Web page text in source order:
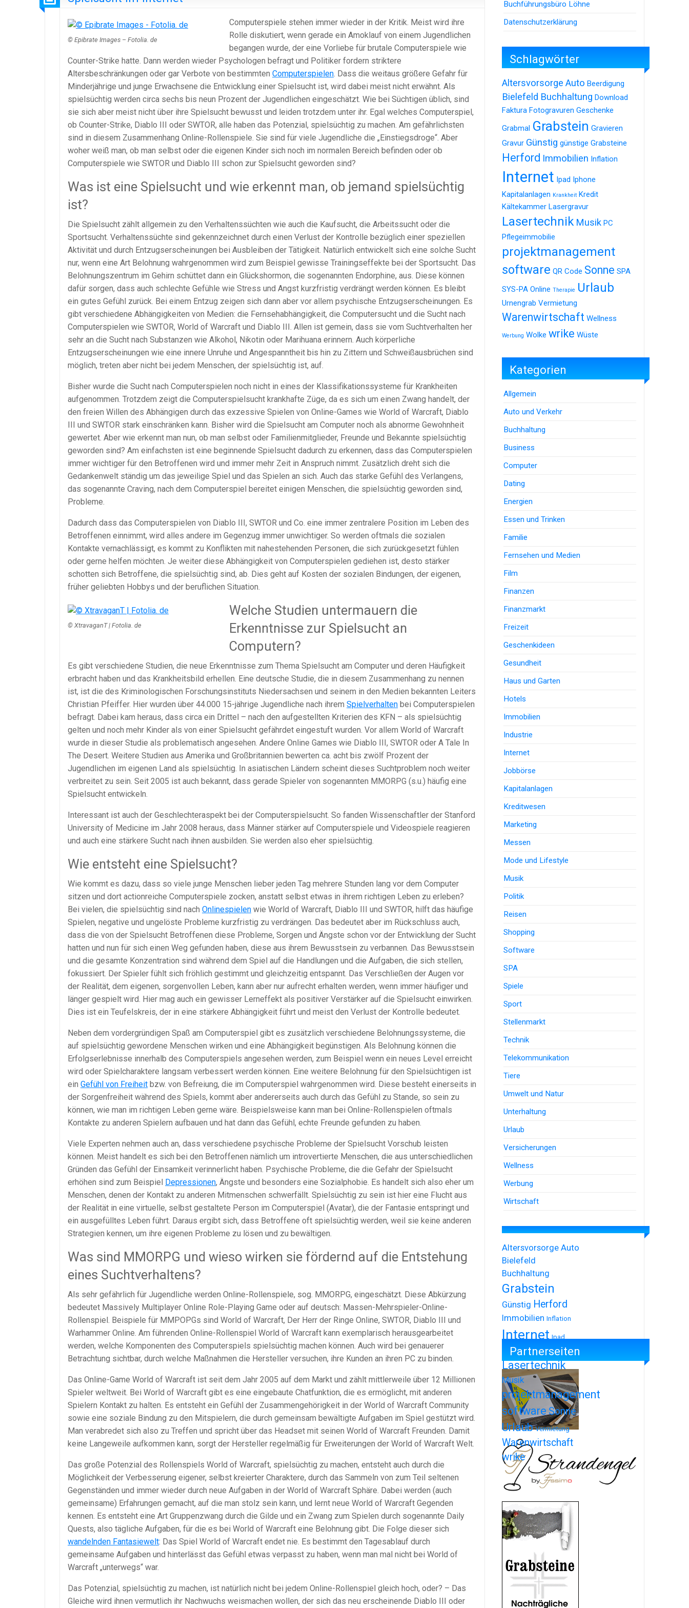
© Epibrate Images – Fotolia. de
Computerspiele stehen immer wieder in der Kritik. Meist wird ihre
Rolle diskutiert, wenn gerade ein Amoklauf von einem Jugendlichen
begangen wurde, der eine Vorliebe für brutale Computerspiele wie
Counter-Strike hatte. Dann werden wieder Psychologen befragt und Politiker fordern striktere
Altersbeschränkungen oder gar Verbote von bestimmten Computerspielen. Dass die weitaus größere Gefahr für
Minderjährige und junge Erwachsene die Entwicklung einer Spielsucht ist, wird dabei meist nicht erwähnt. Als
spielsüchtig werden circa sechs bis neun Prozent der Jugendlichen eingeschätzt. Wie bei Süchtigen üblich, sind
sie sich aber meist nicht über ihre Spielsucht bewusst und leiden trotzdem unter ihr. Egal welches Computerspiel,
ob Counter-Strike, Diablo III oder SWTOR, alle haben das Potenzial, spielsüchtig zu machen. Am gefährlichsten
sind in diesem Zusammenhang Online-Rollenspiele. Sie sind für viele Jugendliche die „Einstiegsdroge“. Aber
woher weiß man, ob man selbst oder die eigenen Kinder sich noch im normalen Bereich befinden oder ob
Computerspiele wie SWTOR und Diablo III schon zur Spielsucht geworden sind?
Was ist eine Spielsucht und wie erkennt man, ob jemand spielsüchtig
ist?
Die Spielsucht zählt allgemein zu den Verhaltenssüchten wie auch die Kaufsucht, die Arbeitssucht oder die
Sportsucht. Verhaltenssüchte sind gekennzeichnet durch einen Verlust der Kontrolle bezüglich einer speziellen
Aktivität und durch Entzugserscheinungen bei Ausbleiben der Tätigkeit. Natürlich entwickelt sich eine solche Sucht
nur, wenn eine Art Belohnung wahrgenommen wird zum Beispiel gewisse Trainingseffekte bei der Sportsucht. Das
Belohnungszentrum im Gehirn schüttet dann ein Glückshormon, die sogenannten Endorphine, aus. Diese können
dafür sorgen, dass auch schlechte Gefühle wie Stress und Angst kurzfristig verdrängt werden können. Es bleibt
ein gutes Gefühl zurück. Bei einem Entzug zeigen sich dann aber vor allem psychische Entzugserscheinungen. Es
gibt verschiedene Abhängigkeiten von Medien: die Fernsehabhängigkeit, die Computersucht und die Sucht nach
Computerspielen wie SWTOR, World of Warcraft und Diablo III. Allen ist gemein, dass sie vom Suchtverhalten her
sehr an die Sucht nach Substanzen wie Alkohol, Nikotin oder Marihuana erinnern. Auch körperliche
Entzugserscheinungen wie eine innere Unruhe und Angespanntheit bis hin zu Zittern und Schweißausbrüchen sind
möglich, treten aber nicht bei jedem Menschen, der spielsüchtig ist, auf.
Bisher wurde die Sucht nach Computerspielen noch nicht in eines der Klassifikationssysteme für Krankheiten
aufgenommen. Trotzdem zeigt die Computerspielsucht krankhafte Züge, da es sich um einen Zwang handelt, der
den freien Willen des Abhängigen durch das exzessive Spielen von Online-Games wie World of Warcraft, Diablo
III und SWTOR stark einschränken kann. Bisher wird die Spielsucht am Computer noch als abnorme Gewohnheit
gewertet. Aber wie erkennt man nun, ob man selbst oder Familienmitglieder, Freunde und Bekannte spielsüchtig
geworden sind? Am einfachsten ist eine beginnende Spielsucht dadurch zu erkennen, dass das Computerspielen
immer wichtiger für den Betroffenen wird und immer mehr Zeit in Anspruch nimmt. Zusätzlich dreht sich die
Gedankenwelt ständig um das jeweilige Spiel und das Spielen an sich. Auch das starke Gefühl des Verlangens,
das sogenannte Craving, nach dem Computerspiel bereitet einigen Menschen, die spielsüchtig geworden sind,
Probleme.
Dadurch dass das Computerspielen von Diablo III, SWTOR und Co. eine immer zentralere Position im Leben des
Betroffenen einnimmt, wird alles andere im Gegenzug immer unwichtiger. So werden oftmals die sozialen
Kontakte vernachlässigt, es kommt zu Konflikten mit nahestehenden Personen, die sich zurückgesetzt fühlen
oder gerne helfen möchten. Je weiter diese Abhängigkeit von Computerspielen gediehen ist, desto stärker
schotten sich Betroffene, die spielsüchtig sind, ab. Dies geht auf Kosten der sozialen Bindungen, der eigenen,
früher geliebten Hobbys und der beruflichen Situation.
© XtravaganT | Fotolia. de
Welche Studien untermauern die
Erkenntnisse zur Spielsucht an
Computern?
Es gibt verschiedene Studien, die neue Erkenntnisse zum Thema Spielsucht am Computer und deren Häufigkeit
erbracht haben und das Krankheitsbild erhellen. Eine deutsche Studie, die in diesem Zusammenhang zu nennen
ist, ist die des Kriminologischen Forschungsinstituts Niedersachsen und seinem in den Medien bekannten Leiters
Christian Pfeiffer. Hier wurden über 44.000 15-jährige Jugendliche nach ihrem Spielverhalten bei Computerspielen
befragt. Dabei kam heraus, dass circa ein Drittel – nach den aufgestellten Kriterien des KFN – als spielsüchtig
gelten und noch mehr Kinder als von einer Spielsucht gefährdet eingestuft wurden. Vor allem World of Warcraft
wurde in dieser Studie als problematisch angesehen. Andere Online Games wie Diablo III, SWTOR oder A Tale In
The Desert. Weitere Studien aus Amerika und Großbritannien bewerten ca. acht bis zwölf Prozent der
Jugendlichen im eigenen Land als spielsüchtig. In asiatischen Ländern scheint dieses Suchtproblem noch weiter
verbreitet zu sein. Seit 2005 ist auch bekannt, dass gerade Spieler von sogenannten MMORPG (s.u.) häufig eine
Spielsucht entwickeln.
Interessant ist auch der Geschlechteraspekt bei der Computerspielsucht. So fanden Wissenschaftler der Stanford
University of Medicine im Jahr 2008 heraus, dass Männer stärker auf Computerspiele und Videospiele reagieren
und auch eine stärkere Sucht nach ihnen ausbilden. Sie werden also eher spielsüchtig.
Wie entsteht eine Spielsucht?
Wie kommt es dazu, dass so viele junge Menschen lieber jeden Tag mehrere Stunden lang vor dem Computer
sitzen und dort actionreiche Computerspiele zocken, anstatt selbst etwas in ihrem richtigen Leben zu erleben?
Bei vielen, die spielsüchtig sind nach Onlinespielen wie World of Warcraft, Diablo III und SWTOR, hilft das häufige
Spielen, negative und ungelöste Probleme kurzfristig zu verdrängen. Das bedeutet aber im Rückschluss auch,
dass die von der Spielsucht Betroffenen diese Probleme, Sorgen und Ängste schon vor der Entwicklung der Sucht
hatten und nun für sich einen Weg gefunden haben, diese aus ihrem Bewusstsein zu verbannen. Das Bewusstsein
und die gesamte Konzentration sind während dem Spiel auf die Handlungen und die Aufgaben, die sich stellen,
fokussiert. Der Spieler fühlt sich fröhlich gestimmt und gleichzeitig entspannt. Das Verschließen der Augen vor
der Realität, dem eigenen, sorgenvollen Leben, kann aber nur aufrecht erhalten werden, wenn immer häufiger und
länger gespielt wird. Hier mag auch ein gewisser Lerneffekt als positiver Verstärker auf die Spielsucht einwirken.
Dies ist ein Teufelskreis, der in eine stärkere Abhängigkeit führt und meist den Verlust der Kontrolle bedeutet.
Neben dem vordergründigen Spaß am Computerspiel gibt es zusätzlich verschiedene Belohnungssysteme, die
auf spielsüchtig gewordene Menschen wirken und eine Abhängigkeit begünstigen. Als Belohnung können die
Erfolgserlebnisse innerhalb des Computerspiels angesehen werden, zum Beispiel wenn ein neues Level erreicht
wird oder Spielcharaktere langsam verbessert werden können. Eine weitere Belohnung für den Spielsüchtigen ist
ein Gefühl von Freiheit bzw. von Befreiung, die im Computerspiel wahrgenommen wird. Diese besteht einerseits in
der Sorgenfreiheit während des Spiels, kommt aber andererseits auch durch das Gefühl zu Stande, so sein zu
können, wie man im richtigen Leben gerne wäre. Beispielsweise kann man bei Online-Rollenspielen oftmals
Kontakte zu anderen Spielern aufbauen und hat dann das Gefühl, echte Freunde gefunden zu haben.
Viele Experten nehmen auch an, dass verschiedene psychische Probleme der Spielsucht Vorschub leisten
können. Meist handelt es sich bei den Betroffenen nämlich um introvertierte Menschen, die aus unterschiedlichen
Gründen das Gefühl der Einsamkeit verinnerlicht haben. Psychische Probleme, die die Gefahr der Spielsucht
erhöhen sind zum Beispiel
Depressionen, Ängste und besonders eine Sozialphobie. Es handelt sich also eher um
Menschen, denen der Kontakt zu anderen Mitmenschen schwerfällt. Spielsüchtig zu sein ist hier eine Flucht aus
der Realität in eine virtuelle, selbst gestaltete Person im Computerspiel (Avatar), die der Fantasie entspringt und
ein ausgefülltes Leben führt. Daraus ergibt sich, dass Betroffene oft spielsüchtig werden, weil sie keine anderen
Strategien kennen, um ihre eigenen Probleme zu lösen und zu bewältigen.
Was sind MMORPG und wieso wirken sie fördernd auf die Entstehung
eines Suchtverhaltens?
Als sehr gefährlich für Jugendliche werden Online-Rollenspiele, sog. MMORPG, eingeschätzt. Diese Abkürzung
bedeutet Massively Multiplayer Online Role-Playing Game oder auf deutsch: Massen-Mehrspieler-Online-
Rollenspiel. Beispiele für MMPOPGs sind World of Warcraft, Der Herr der Ringe Online, SWTOR, Diablo III und
Warhammer Online. Am führenden Online-Rollenspiel World of Warcraft kann exemplarisch herausgearbeitet
werden, welche Komponenten des Computerspiels spielsüchtig machen können. Auch wird bei genauerer
Betrachtung sichtbar, durch welche Maßnahmen die Hersteller versuchen, ihre Kunden an ihren PC zu binden.
Das Online-Game World of Warcraft ist seit dem Jahr 2005 auf dem Markt und zählt mittlerweile über 12 Millionen
Spieler weltweit. Bei World of Warcraft gibt es eine eingebaute Chatfunktion, die es ermöglicht, mit anderen
Spielern Kontakt zu halten. Es entsteht ein Gefühl der Zusammengehörigkeit in der World of Warcraft Community
sowie eine soziale Bindung zu den Mitspielern, die durch gemeinsam bewältigte Aufgaben im Spiel gestützt wird.
Man verabredet sich also zu Treffen und spricht über das Headset mit seinen World of Warcraft Freunden. Damit
keine Langeweile aufkommen kann, sorgt der Hersteller regelmäßig für Erweiterungen der World of Warcraft Welt.
Das große Potenzial des Rollenspiels World of Warcraft, spielsüchtig zu machen, entsteht auch durch die
Möglichkeit der Verbesserung eigener, selbst kreierter Charaktere, durch das Sammeln von zum Teil seltenen
Gegenständen und immer wieder durch neue Aufgaben in der World of Warcraft Sphäre. Dabei werden (auch
gemeinsame) Erfahrungen gemacht, auf die man stolz sein kann, und lernt neue World of Warcraft Gegenden
kennen. Es entsteht eine Art Gruppenzwang durch die Gilde und ein Zwang zum Spielen durch sogenannte Daily
Quests, also tägliche Aufgaben, für die es bei World of Warcraft eine Belohnung gibt. Die Folge dieser sich
wandelnden Fantasiewelt: Das Spiel World of Warcraft endet nie. Es bestimmt den Tagesablauf durch
gemeinsame Aufgaben und hinterlässt das Gefühl etwas verpasst zu haben, wenn man mal nicht bei World of
Warcraft „unterwegs“ war.
Das Potenzial, spielsüchtig zu machen, ist natürlich nicht bei jedem Online-Rollenspiel gleich hoch, oder? – Das
Gleiche wird ihnen vermutlich ihr Nachwuchs weismachen wollen, der sich das neu erscheinende Diablo III oder
Buchführungsbüro Löhne
Datenschutzerklärung
Schlagwörter
Altersvorsorge Auto Beerdigung
Bielefeld Buchhaltung Download
Faktura Fotogravuren Geschenke
Grabmal Grabstein Gravieren
Gravur Günstig günstige Grabsteine
Herford Immobilien Inflation
Internet Ipad Iphone
Kapitalanlagen Krankheit Kredit
Kältekammer Lasergravur
Lasertechnik Musik PC
Pflegeimmobilie
projektmanagement
software QR Code Sonne SPA
SYS-PA Online Therapie Urlaub
Urnengrab Vermietung
Warenwirtschaft Wellness
Werbung Wolke wrike Wüste
Kategorien
Allgemein
Auto und Verkehr
Buchhaltung
Business
Computer
Dating
Energien
Essen und Trinken
Familie
Fernsehen und Medien
Film
Finanzen
Finanzmarkt
Freizeit
Geschenkideen
Gesundheit
Haus und Garten
Hotels
Immobilien
Industrie
Internet
Jobbörse
Kapitalanlagen
Kreditwesen
Marketing
Messen
Mode und Lifestyle
Musik
Politik
Reisen
Shopping
Software
SPA
Spiele
Sport
Stellenmarkt
Technik
Telekommunikation
Tiere
Umwelt und Natur
Unterhaltung
Urlaub
Versicherungen
Wellness
Werbung
Wirtschaft
Altersvorsorge Auto
Bielefeld
Buchhaltung
Grabstein
Günstig Herford
Immobilien Inflation
Internet Ipad
Iphone
Lasertechnik
Musik
projektmanagement
softwareSonne
Urlaub Vermietung
Warenwirtschaft
wrike
Partnerseiten